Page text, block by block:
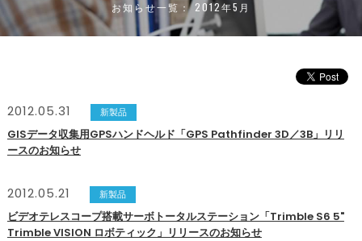
お知らせ一覧： 2012年5月
2012.05.31 新製品
GISデータ収集用GPSハンドヘルド「GPS Pathfinder 3D／3B」リリ
ースのお知らせ
2012.05.21 新製品
ビデオテレスコープ搭載サーボトータルステーション「Trimble S6 5"
Trimble VISION ロボティック」リリースのお知らせ